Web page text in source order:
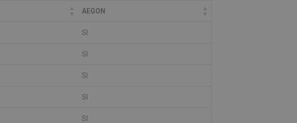
AEGON
SI
SI
SI
SI
SI